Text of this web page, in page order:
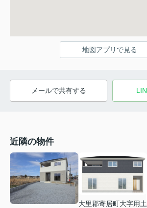
地図アプリで見る
メールで共有する
近隣の物件
大里郡寄居町大字用土